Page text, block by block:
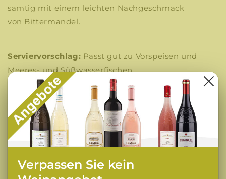
samtig mit einem leichten Nachgeschmack
von Bittermandel.
Serviervorschlag: Passt gut zu Vorspeisen und
Meeres- und Süßwasserfischen.
Ausgezeichnet als Aperitif. Servieren Sie es bei 10 °
Flaschengröße: 0,75l
Alkoholgehalt: 14 %
Dieser Wein verkörpert die reiche Weinbautradition
und das Terroir des Gardasees und zeigt die
Verpassen Sie kein